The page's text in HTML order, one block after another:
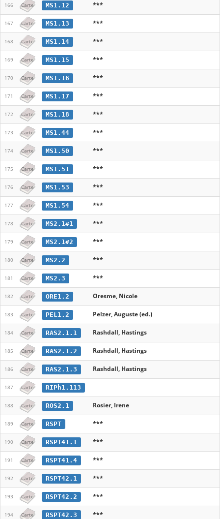
166 Carte MS1.12 ***
167 Carte MS1.13 ***
168 Carte MS1.14 ***
169 Carte MS1.15 ***
170 Carte MS1.16 ***
171 Carte MS1.17 ***
172 Carte MS1.18 ***
173 Carte MS1.44 ***
174 Carte MS1.50 ***
175 Carte MS1.51 ***
176 Carte MS1.53 ***
177 Carte MS1.54 ***
178 Carte MS2.1#1 ***
179 Carte MS2.1#2 ***
180 Carte MS2.2 ***
181 Carte MS2.3 ***
182 Carte ORE1.2 Oresme, Nicole
183 Carte PEL1.2 Pelzer, Auguste (ed.)
184 Carte RAS2.1.1 Rashdall, Hastings
185 Carte RAS2.1.2 Rashdall, Hastings
186 Carte RAS2.1.3 Rashdall, Hastings
187 Carte RIPh1.113
188 Carte ROS2.1 Rosier, Irene
189 Carte RSPT ***
190 Carte RSPT41.1 ***
191 Carte RSPT41.4 ***
192 Carte RSPT42.1 ***
193 Carte RSPT42.2 ***
194 Carte RSPT42.3 ***